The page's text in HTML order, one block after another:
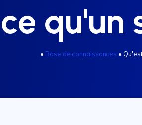
qu'un
• Base de connaissances •